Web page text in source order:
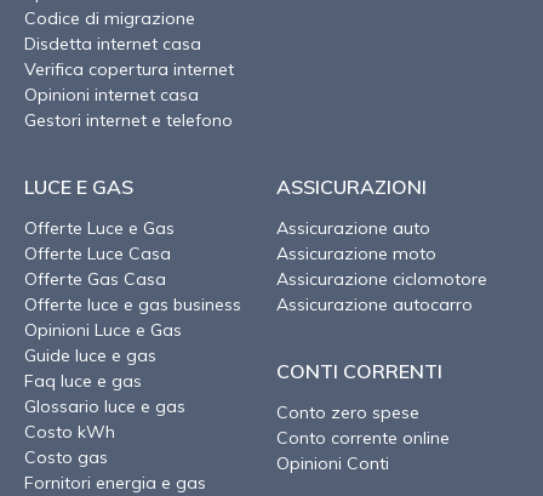
Codice di migrazione
Disdetta internet casa
Verifica copertura internet
Opinioni internet casa
Gestori internet e telefono
LUCE E GAS
Offerte Luce e Gas
Offerte Luce Casa
Offerte Gas Casa
Offerte luce e gas business
Opinioni Luce e Gas
Guide luce e gas
Faq luce e gas
Glossario luce e gas
Costo kWh
Costo gas
Fornitori energia e gas
ASSICURAZIONI
Assicurazione auto
Assicurazione moto
Assicurazione ciclomotore
Assicurazione autocarro
CONTI CORRENTI
Conto zero spese
Conto corrente online
Opinioni Conti